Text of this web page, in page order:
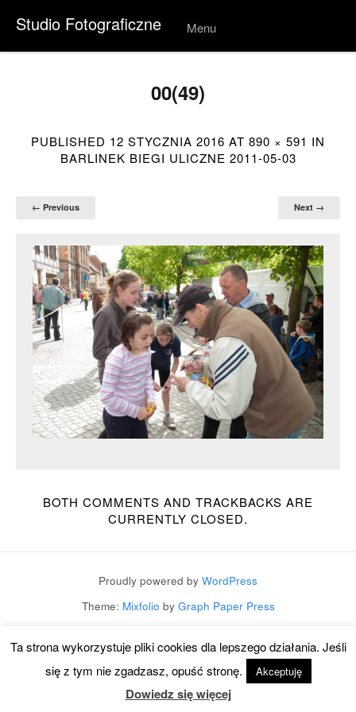
Studio Fotograficzne Menu
Skip to
00(49)
PUBLISHED 12 STYCZNIA 2016 AT 890 × 591 IN
BARLINEK BIEGI ULICZNE 2011-05-03
← Previous Next →
BOTH COMMENTS AND TRACKBACKS ARE
CURRENTLY CLOSED.
Proudly powered by WordPress
Theme: Mixfolio by Graph Paper Press
Ta strona wykorzystuje pliki cookies dla lepszego działania. Jeśli
się z tym nie zgadzasz, opuść stronę.
Akceptuję
Dowiedz się więcej